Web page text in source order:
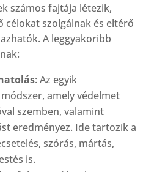
számos fajtája létezik,
célokat szolgálnak és eltérő
A leggyakoribb
: Az egyik
amely védelmet
szemben, valamint
eredményez. Ide tartozik a
szórás, mártás,
is.